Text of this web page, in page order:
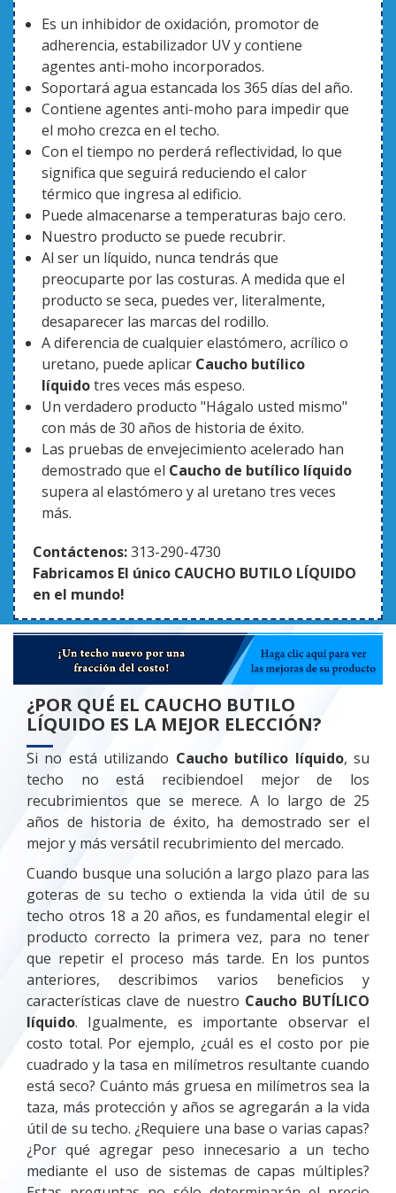
Es un inhibidor de oxidación, promotor de
adherencia, estabilizador UV y contiene
agentes anti-moho incorporados.
Soportará agua estancada los 365 días del año.
Contiene agentes anti-moho para impedir que
el moho crezca en el techo.
Con el tiempo no perderá reflectividad, lo que
significa que seguirá reduciendo el calor
térmico que ingresa al edificio.
Puede almacenarse a temperaturas bajo cero.
Nuestro producto se puede recubrir.
Al ser un líquido, nunca tendrás que
preocuparte por las costuras. A medida que el
producto se seca, puedes ver, literalmente,
desaparecer las marcas del rodillo.
A diferencia de cualquier elastómero, acrílico o
uretano, puede aplicar Caucho butílico
líquidotres veces más espeso.
Un verdadero producto "Hágalo usted mismo"
con más de 30 años de historia de éxito.
Las pruebas de envejecimiento acelerado han
demostrado que el Caucho de butílico líquido
supera al elastómero y al uretano tres veces
más.
Contáctenos:313-290-4730
Fabricamos El único CAUCHO BUTILO LÍQUIDO
en el mundo!
¿POR QUÉ EL CAUCHO BUTILO
LÍQUIDO ES LA MEJOR ELECCIÓN?
Si no está utilizando Caucho butílico líquido, su
techo no está recibiendoel mejor de los
recubrimientos que se merece. A lo largo de 25
años de historia de éxito, ha demostrado ser el
mejor y más versátil recubrimiento del mercado.
Cuando busque una solución a largo plazo para las
goteras de su techo o extienda la vida útil de su
techo otros 18 a 20 años, es fundamental elegir el
producto correcto la primera vez, para no tener
que repetir el proceso más tarde. En los puntos
anteriores, describimos varios beneficios y
características clave de nuestro Caucho BUTÍLICO
líquido. Igualmente, es importante observar el
costo total. Por ejemplo, ¿cuál es el costo por pie
cuadrado y la tasa en milímetros resultante cuando
está seco? Cuánto más gruesa en milímetros sea la
taza, más protección y años se agregarán a la vida
útil de su techo. ¿Requiere una base o varias capas?
¿Por qué agregar peso innecesario a un techo
mediante el uso de sistemas de capas múltiples?